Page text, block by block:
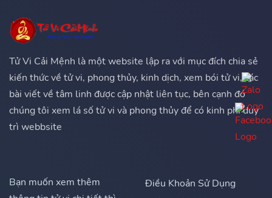
Tử Vi Cải Mệnh là một website lập ra với mục đích chia sẻ
kiến thức về tử vi, phong thủy, kinh dịch, xem bói tử vi, các
bài viết về tâm linh được cập nhật liên tục, bên cạnh đó
chúng tôi xem lá số tử vi và phong thủy để có kinh phí duy
trì webbsite
Bạn muốn xem thêm
Điều Khoản Sử Dụng